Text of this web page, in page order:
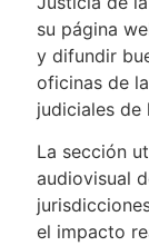
su página
y difundir
oficinas de
judiciales de
La sección
audiovisual
el impacto